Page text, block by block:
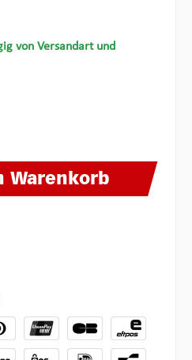
von Versandart und
die Schaltflächen um die Anzahl zu
Warenkorb